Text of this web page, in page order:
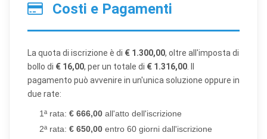
Costi e Pagamenti
La quota di iscrizione è di € 1.300,00, oltre all'imposta di
bollo di € 16,00, per un totale di € 1.316,00
pagamento può avvenire in un'unica soluzione oppure in
due rate:
1ª rata: € 666,00 all'atto dell'iscrizione
2ª rata: € 650,00 entro 60 giorni dall'iscrizione